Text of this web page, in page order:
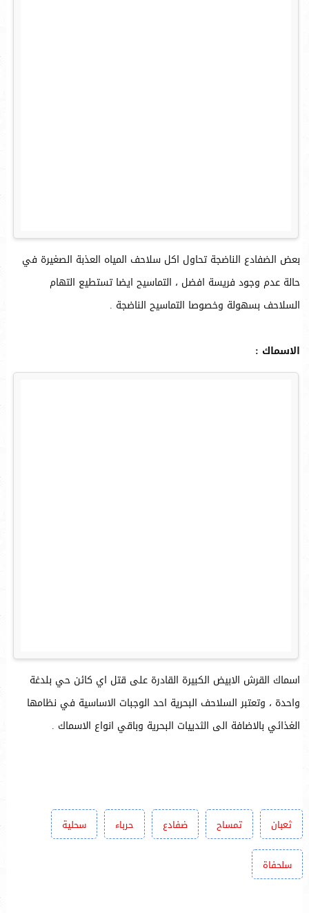
بعض الضفادع الناضجة تحاول اكل سلاحف المياه العذبة الصغيرة في
حالة عدم وجود فريسة افضل ، التماسيح ايضا تستطيع التهام
السلاحف بسهولة وخصوصا التماسيح الناضجة .
الاسماك :
اسماك القرش الابيض الكبيرة القادرة على قتل اي كائن حي بلدغة
واحدة ، وتعتبر السلاحف البحرية احد الوجبات الاساسية في نظامها
الغذائي بالاضافة الى الثدييات البحرية وباقي انواع الاسماك .
ثعبان تمساح ضفادع حرباء سحلية
سلحفاة